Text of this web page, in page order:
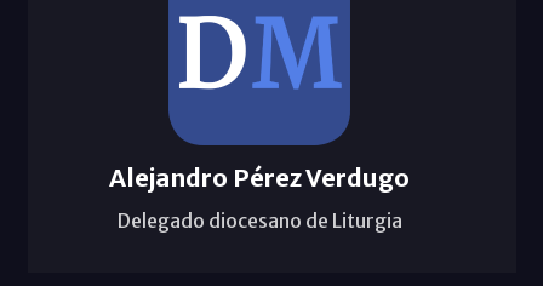
Alejandro Pérez Verdugo
Delegado diocesano de Liturgia